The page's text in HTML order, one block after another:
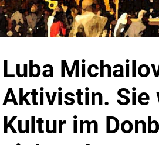
Luba Michailova ist ukrainische
Aktivistin. Sie
Kultur im